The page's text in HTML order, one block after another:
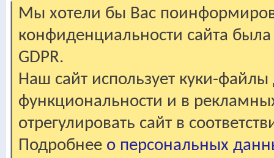
Мы хотели бы Вас
конфиденциальности сайта
GDPR.
Наш сайт использует куки-файлы
функциональности и в
отрегулировать сайт в
Подробнее о персональных